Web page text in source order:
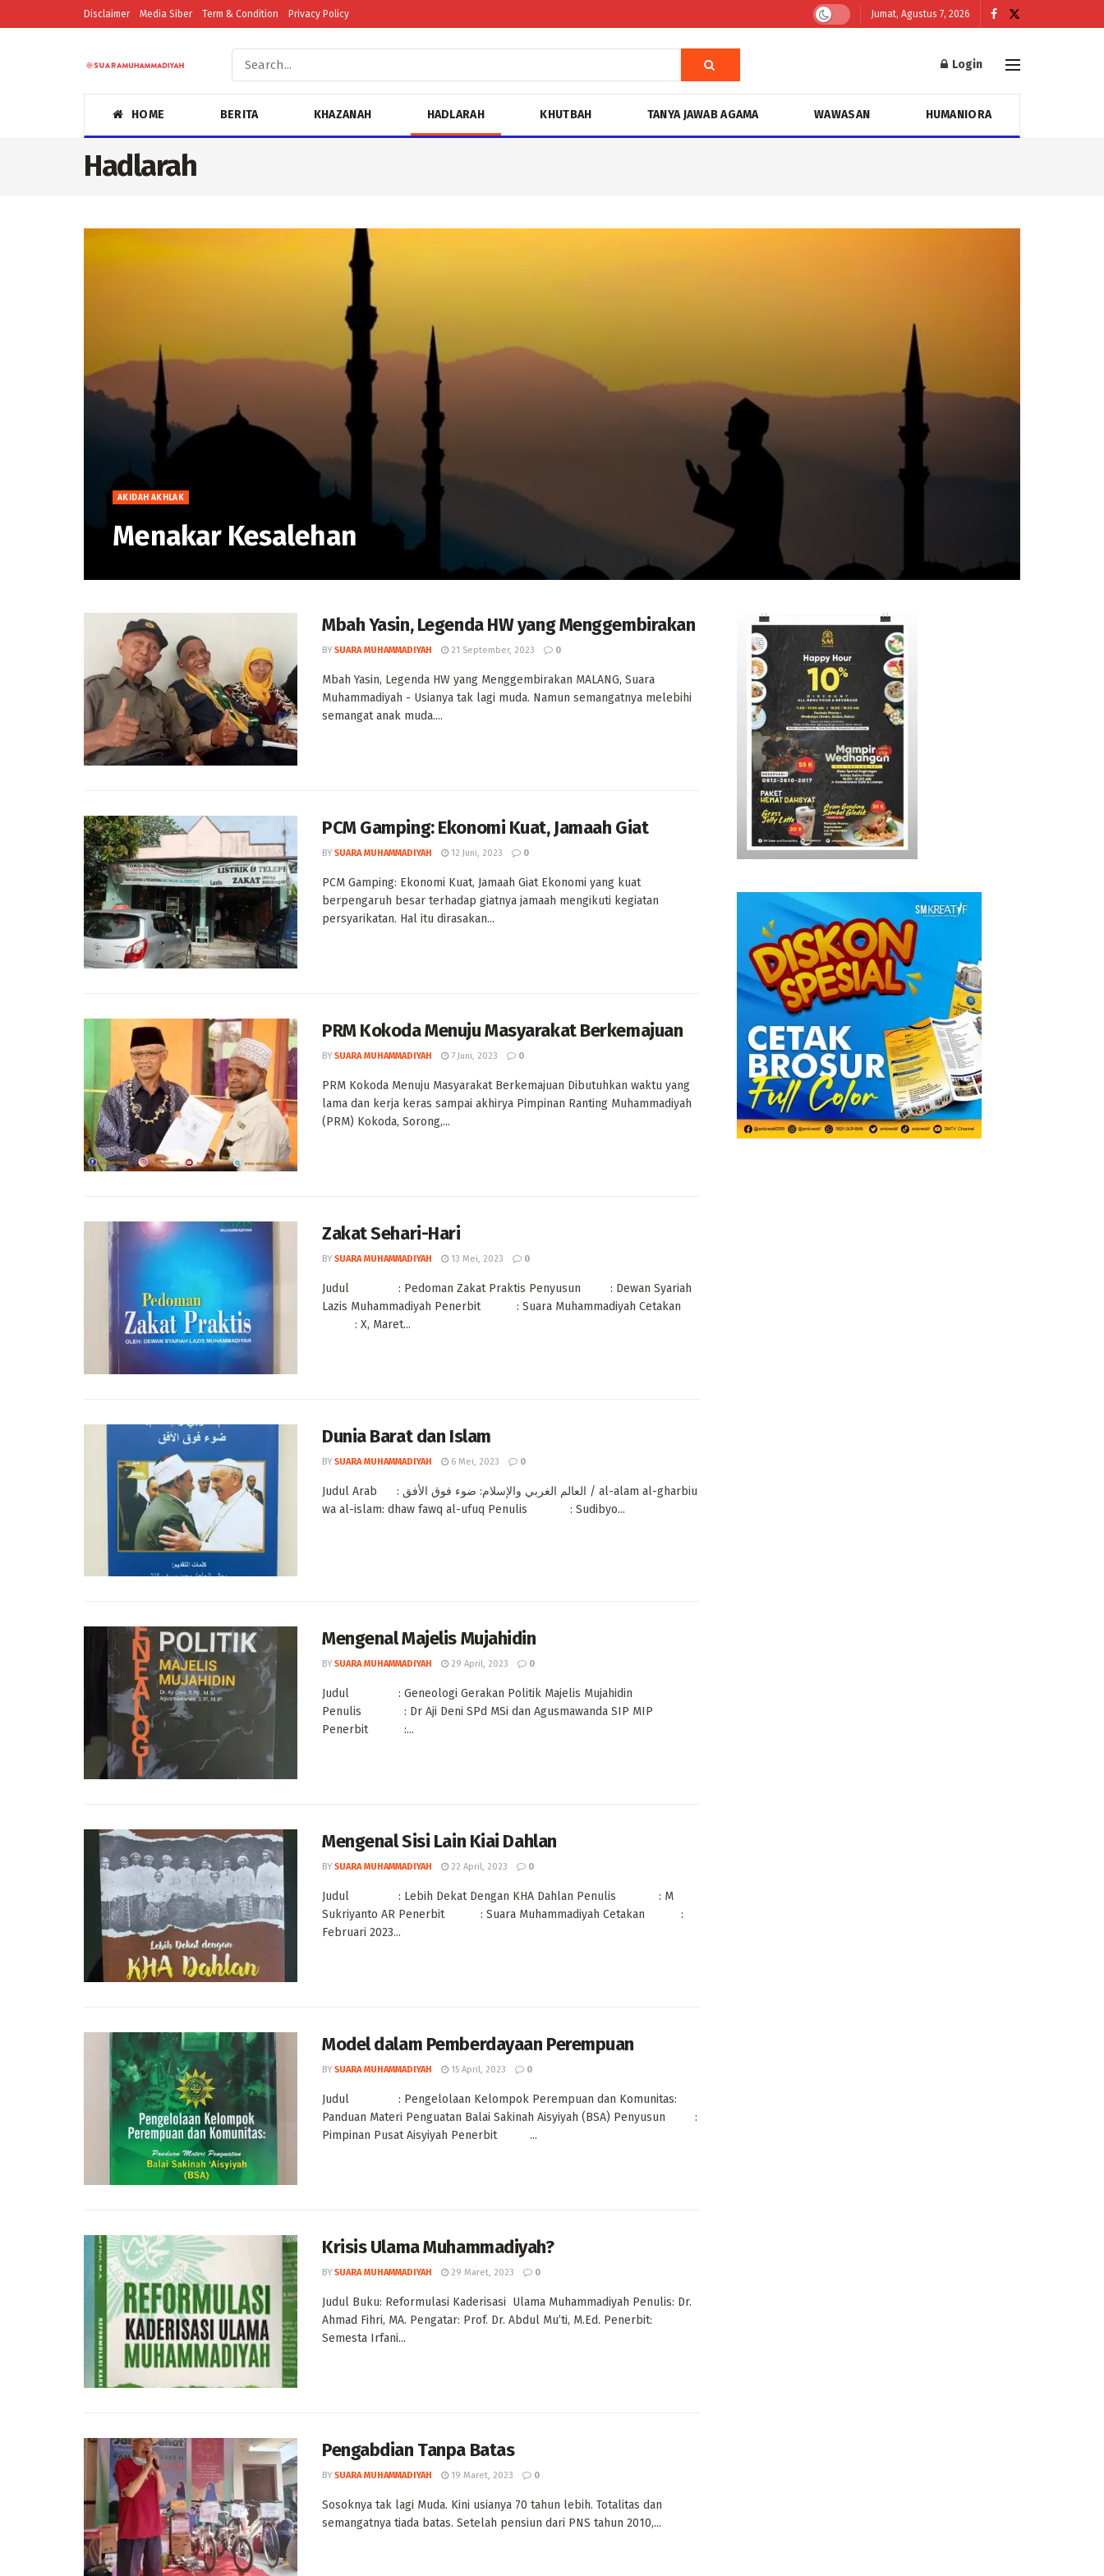
Disclaimer Media Siber Term & Condition Privacy Policy Jumat, Agustus 7, 2026
Login
HOME BERITA KHAZANAH HADLARAH KHUTBAH TANYA JAWAB AGAMA WAWASAN HUMANIORA
Hadlarah
AKIDAH AKHLAK
Menakar Kesalehan
Mbah Yasin, Legenda HW yang Menggembirakan
BY SUARA MUHAMMADIYAH 21 September, 2023 0
Mbah Yasin, Legenda HW yang Menggembirakan MALANG, Suara
Muhammadiyah - Usianya tak lagi muda. Namun semangatnya melebihi
semangat anak muda....
PCM Gamping: Ekonomi Kuat, Jamaah Giat
BY SUARA MUHAMMADIYAH 12 Juni, 2023 0
PCM Gamping: Ekonomi Kuat, Jamaah Giat Ekonomi yang kuat
berpengaruh besar terhadap giatnya jamaah mengikuti kegiatan
persyarikatan. Hal itu dirasakan...
PRM Kokoda Menuju Masyarakat Berkemajuan
BY SUARA MUHAMMADIYAH 7 Juni, 2023 0
PRM Kokoda Menuju Masyarakat Berkemajuan Dibutuhkan waktu yang
lama dan kerja keras sampai akhirya Pimpinan Ranting Muhammadiyah
(PRM) Kokoda, Sorong,...
Zakat Sehari-Hari
BY SUARA MUHAMMADIYAH 13 Mei, 2023 0
Judul : Pedoman Zakat Praktis Penyusun : Dewan Syariah
Lazis Muhammadiyah Penerbit : Suara Muhammadiyah Cetakan
: X, Maret...
Dunia Barat dan Islam
BY SUARA MUHAMMADIYAH 6 Mei, 2023 0
Judul Arab : العالم الغربي والإسلام: ضوء فوق الأفق / al-alam al-gharbiu
wa al-islam: dhaw fawq al-ufuq Penulis : Sudibyo...
Mengenal Majelis Mujahidin
BY SUARA MUHAMMADIYAH 29 April, 2023 0
Judul : Geneologi Gerakan Politik Majelis Mujahidin
Penulis : Dr Aji Deni SPd MSi dan Agusmawanda SIP MIP
Penerbit :...
Mengenal Sisi Lain Kiai Dahlan
BY SUARA MUHAMMADIYAH 22 April, 2023 0
Judul : Lebih Dekat Dengan KHA Dahlan Penulis : M
Sukriyanto AR Penerbit : Suara Muhammadiyah Cetakan :
Februari 2023...
Model dalam Pemberdayaan Perempuan
BY SUARA MUHAMMADIYAH 15 April, 2023 0
Judul : Pengelolaan Kelompok Perempuan dan Komunitas:
Panduan Materi Penguatan Balai Sakinah Aisyiyah (BSA) Penyusun :
Pimpinan Pusat Aisyiyah Penerbit ...
Krisis Ulama Muhammadiyah?
BY SUARA MUHAMMADIYAH 29 Maret, 2023 0
Judul Buku: Reformulasi Kaderisasi Ulama Muhammadiyah Penulis: Dr.
Ahmad Fihri, MA. Pengatar: Prof. Dr. Abdul Mu’ti, M.Ed. Penerbit:
Semesta Irfani...
Pengabdian Tanpa Batas
BY SUARA MUHAMMADIYAH 19 Maret, 2023 0
Sosoknya tak lagi Muda. Kini usianya 70 tahun lebih. Totalitas dan
semangatnya tiada batas. Setelah pensiun dari PNS tahun 2010,...